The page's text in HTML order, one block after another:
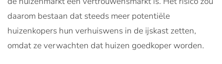
daarom bestaan dat steeds meer potentiële
huizenkopers hun verhuiswens in de ijskast zetten,
omdat ze verwachten dat huizen goedkoper worden.